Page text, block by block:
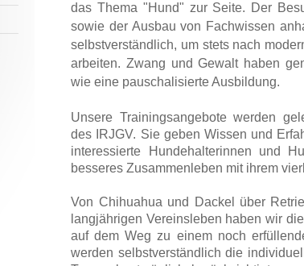
das Thema "Hund" zur Seite. Der
sowie der Ausbau von Fachwissen
selbstverständlich, um stets nach
arbeiten. Zwang und Gewalt haben
wie eine pauschalisierte Ausbildung.
Unsere Trainingsangebote werden
des IRJGV. Sie geben Wissen und
interessierte Hundehalterinnen und
besseres Zusammenleben mit ihrem
Von Chihuahua und Dackel über
langjährigen Vereinsleben haben wir
auf dem Weg zu einem noch
werden selbstverständlich die